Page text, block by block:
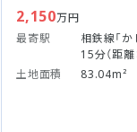
2,150万円
最寄駅
相鉄線「
15分（距離
土地面積
83.04m²